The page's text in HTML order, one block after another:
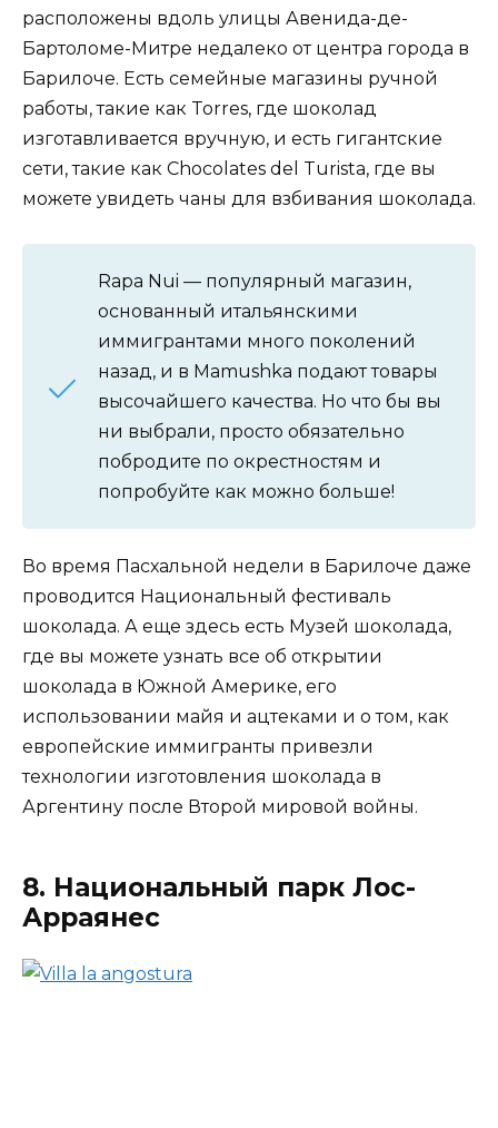
расположены вдоль улицы Авенида-де-
Бартоломе-Митре недалеко от центра города в
Барилоче. Есть семейные магазины ручной
работы, такие как Torres, где шоколад
изготавливается вручную, и есть гигантские
сети, такие как Chocolates del Turista, где вы
можете увидеть чаны для взбивания шоколада.
Rapa Nui — популярный магазин,
основанный итальянскими
иммигрантами много поколений
назад, и в Mamushka подают товары
высочайшего качества. Но что бы вы
ни выбрали, просто обязательно
побродите по окрестностям и
попробуйте как можно больше!
Во время Пасхальной недели в Барилоче даже
проводится Национальный фестиваль
шоколада. А еще здесь есть Музей шоколада,
где вы можете узнать все об открытии
шоколада в Южной Америке, его
использовании майя и ацтеками и о том, как
европейские иммигранты привезли
технологии изготовления шоколада в
Аргентину после Второй мировой войны.
8. Национальный парк Лос-
Арраянес